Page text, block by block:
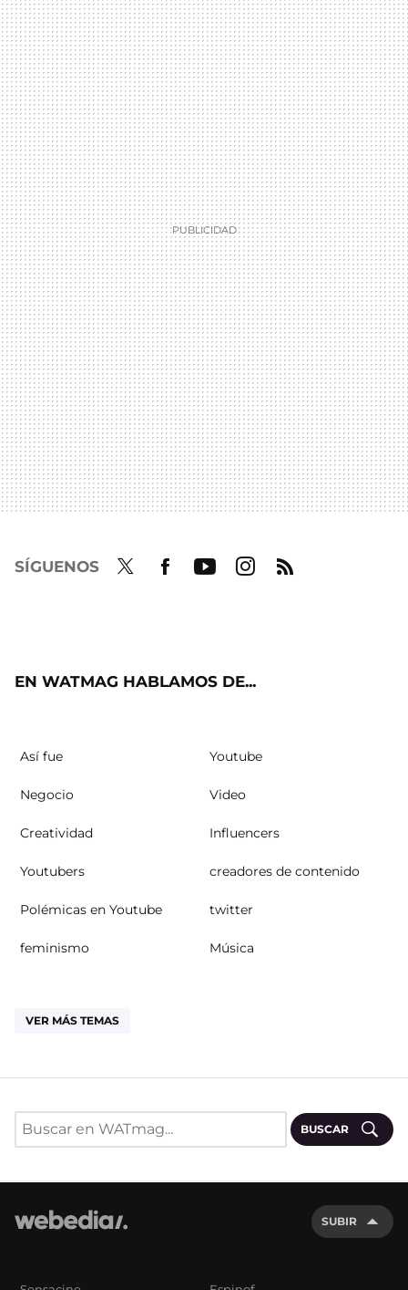
SÍGUENOS
EN WATMAG HABLAMOS DE...
Así fue Youtube
Negocio Video
Creatividad Influencers
Youtubers creadores de contenido
Polémicas en Youtube twitter
feminismo Música
VER MÁS TEMAS
BUSCAR
SUBIR